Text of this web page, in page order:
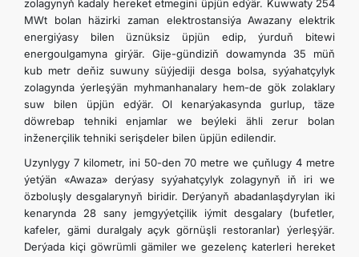
zolagynyň kadaly hereket etmegini üpjün edýär. Kuwwaty 254
MWt bolan häzirki zaman elektrostansiýa Awazany elektrik
energiýasy bilen üznüksiz üpjün edip, ýurduň bitewi
energoulgamyna girýär. Gije-gündiziň dowamynda 35 müň
kub metr deňiz suwuny süýjediji desga bolsa, syýahatçylyk
zolagynda ýerleşýän myhmanhanalary hem-de gök zolaklary
suw bilen üpjün edýär. Ol kenarýakasynda gurlup, täze
döwrebap tehniki enjamlar we beýleki ähli zerur bolan
inženerçilik tehniki serişdeler bilen üpjün edilendir.
Uzynlygy 7 kilometr, ini 50-den 70 metre we çuňlugy 4 metre
ýetýän «Awaza» derýasy syýahatçylyk zolagynyň iň iri we
özboluşly desgalarynyň biridir. Derýanyň abadanlaşdyrylan iki
kenarynda 28 sany jemgyýetçilik iýmit desgalary (bufetler,
kafeler, gämi duralgaly açyk görnüşli restoranlar) ýerleşýär.
Derýada kiçi göwrümli gämiler we gezelenç katerleri hereket